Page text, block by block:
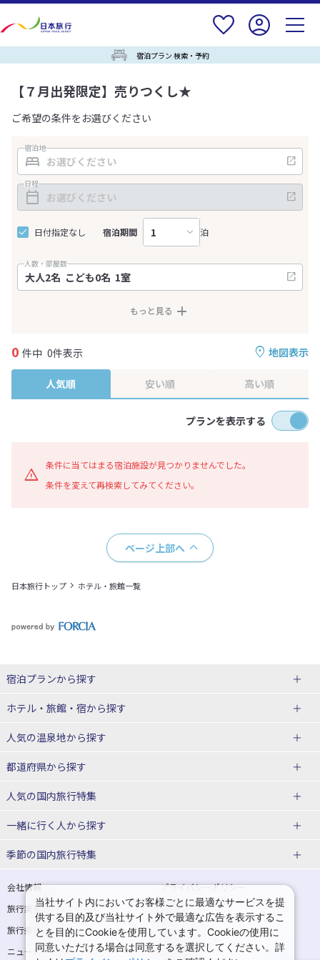
宿泊プラン 検索・予約
【７月出発限定】売りつくし★
ご希望の条件をお選びください
宿泊地
日程
日付指定なし 宿泊期間 泊
人数・部屋数
もっと見る
地図表示
0 件中 0件表示
人気順 安い順 高い順
プランを表示する
条件に当てはまる宿泊施設が見つかりませんでした。
条件を変えて再検索してみてください。
ページ上部へ
日本旅行トップ ホテル・旅館一覧
宿泊プランから探す
北海道
東北
青森県
宮城県
山形県
関東
埼玉県 千葉県
茨城県 栃木県
ホテル・旅館・宿から探す
北海道ホテル・旅館
青森県ホテル・旅館
宮城県ホテル・旅館
山形県ホテル・旅館
東京都ホテル・旅館 神奈川県ホテル・旅館
埼玉県ホテル・旅館 千葉県ホテル・旅館
人気の温泉地から探す
北海道
湯の川温泉(北海道)
十勝川温泉(北海道)
洞爺湖温泉(北海道)
層雲峡温泉(北海道)
東北
花巻温泉(岩手) 蔵王温泉(山形)
都道府県から探す
北海道旅行・ツアー
東北
青森旅行・ツアー 岩手旅行・ツアー
宮城旅行・ツアー 秋田旅行・ツアー
山形旅行・ツアー 福島旅行・ツアー
人気の国内旅行特集
東京ディズニーリゾート®への旅
ユニバーサル・スタジオ・ジャパ
一緒に行く人から探す
一人旅 国内版
カップル・夫婦旅行 国内版 女子旅 国内版
卒業旅行・学生旅行 国内版
季節の国内旅行特集
桜・お花見特集
ゴールデンウィーク（GW）の国内
旅行
夏休み・お盆の国内旅行 7月の国内旅行
8月の国内旅行 9月の国内旅行
会社情報
プライバシーポリシー
旅行業登録票・約款
規約集
旅行条件書
商標について
ニュースリリース
採用情報
当社サイト内においてお客様ごとに最適なサービスを提
供する目的及び当社サイト外で最適な広告を表示するこ
とを目的にCookieを使用しています。Cookieの使用に
同意いただける場合は同意するを選択してください。詳